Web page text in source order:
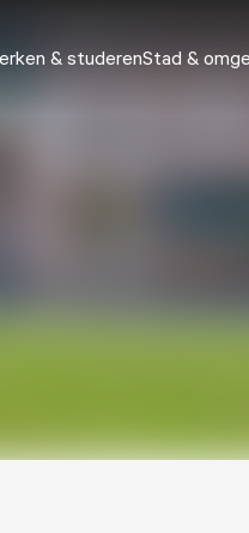
& studerenStad &